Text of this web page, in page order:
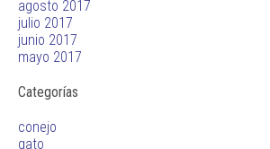
agosto 2017
julio 2017
junio 2017
mayo 2017
Categorías
conejo
gato